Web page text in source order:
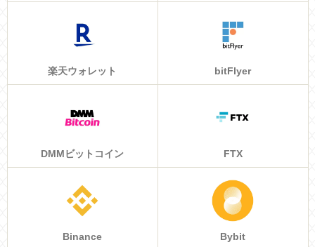
楽天ウォレット bitFlyer
DMMビットコイン FTX
Binance Bybit